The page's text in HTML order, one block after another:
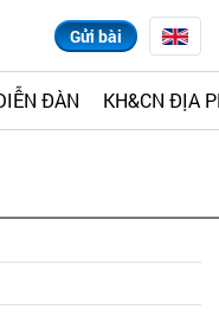
Gửi bài
ĐÀN KH&CN ĐỊA